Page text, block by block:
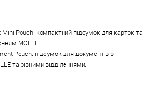
Mini Pouch: компактний підсумок для карток та
MOLLE.
Pouch: підсумок для документів з
та різними відділеннями.